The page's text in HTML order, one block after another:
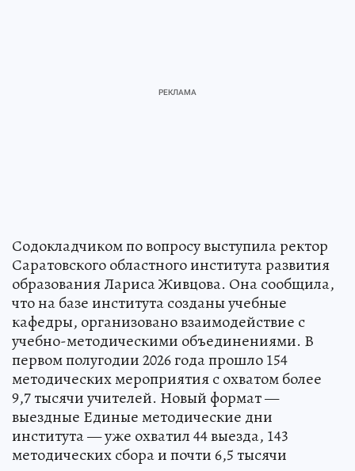
Содокладчиком по вопросу выступила ректор
Саратовского областного института развития
образования Лариса Живцова. Она сообщила,
что на базе института созданы учебные
кафедры, организовано взаимодействие с
учебно-методическими объединениями. В
первом полугодии 2026 года прошло 154
методических мероприятия с охватом более
9,7 тысячи учителей. Новый формат —
выездные Единые методические дни
института — уже охватил 44 выезда, 143
методических сбора и почти 6,5 тысячи